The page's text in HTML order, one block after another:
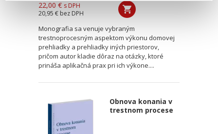
22,00 € s DPH
20,95 € bez DPH
Monografia sa venuje vybraným
trestnoprocesným aspektom výkonu domovej
prehliadky a prehliadky iných priestorov,
pričom autor kladie dôraz na otázky, ktoré
prináša aplikačná prax pri ich výkone....
Obnova konania v
trestnom procese